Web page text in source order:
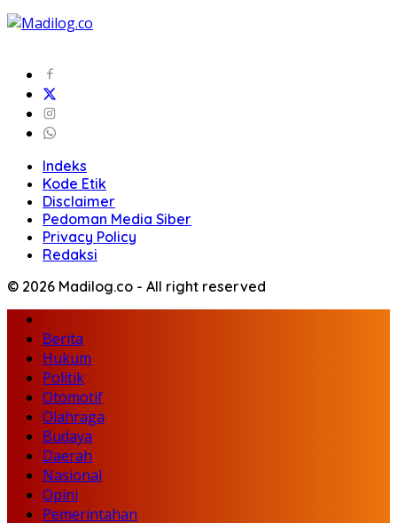
Indeks
Kode Etik
Disclaimer
Pedoman Media Siber
Privacy Policy
Redaksi
© 2026 Madilog.co - All right reserved
Berita
Hukum
Politik
Otomotif
Olahraga
Budaya
Daerah
Nasional
Opini
Pemerintahan